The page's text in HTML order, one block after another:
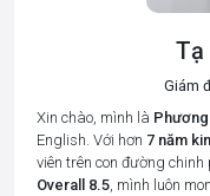
Tạ
Giám
Xin chào, mình là
English. Với hơn 7 năm
viên trên con đường chinh
Overall 8.5, mình luôn